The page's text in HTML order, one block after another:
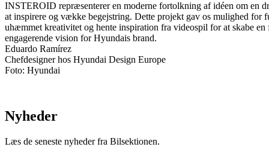
INSTEROID repræsenterer en moderne fortolkning af idéen om en
at inspirere og vække begejstring. Dette projekt gav os mulighed for
uhæmmet kreativitet og hente inspiration fra videospil for at skabe en
engagerende vision for Hyundais brand.
Eduardo Ramírez
Chefdesigner hos Hyundai Design Europe
Foto: Hyundai
Nyheder
Læs de seneste nyheder fra Bilsektionen.